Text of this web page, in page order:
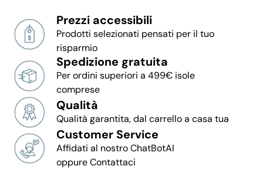
Prezzi accessibili
Prodotti selezionati pensati per il tuo
risparmio
Spedizione gratuita
Per ordini superiori a 499€ isole
comprese
Qualità
Qualità garantita, dal carrello a casa tua
Customer Service
Affidati al nostro ChatBotAI
oppure Contattaci